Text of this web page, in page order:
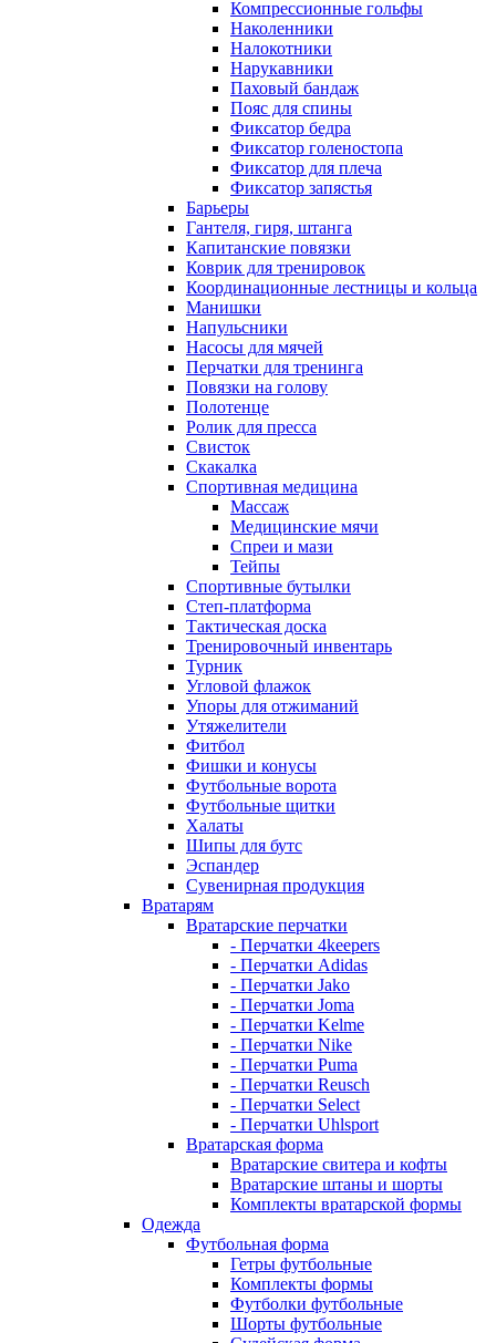
Компрессионные гольфы
Наколенники
Налокотники
Нарукавники
Паховый бандаж
Пояс для спины
Фиксатор бедра
Фиксатор голеностопа
Фиксатор для плеча
Фиксатор запястья
Барьеры
Гантеля, гиря, штанга
Капитанские повязки
Коврик для тренировок
Координационные лестницы и кольца
Манишки
Напульсники
Насосы для мячей
Перчатки для тренинга
Повязки на голову
Полотенце
Ролик для пресса
Свисток
Скакалка
Спортивная медицина
Массаж
Медицинские мячи
Спреи и мази
Тейпы
Спортивные бутылки
Степ-платформа
Тактическая доска
Тренировочный инвентарь
Турник
Угловой флажок
Упоры для отжиманий
Утяжелители
Фитбол
Фишки и конусы
Футбольные ворота
Футбольные щитки
Халаты
Шипы для бутс
Эспандер
Сувенирная продукция
Вратарям
Вратарские перчатки
- Перчатки 4keepers
- Перчатки Adidas
- Перчатки Jako
- Перчатки Joma
- Перчатки Kelme
- Перчатки Nike
- Перчатки Puma
- Перчатки Reusch
- Перчатки Select
- Перчатки Uhlsport
Вратарская форма
Вратарские свитера и кофты
Вратарские штаны и шорты
Комплекты вратарской формы
Одежда
Футбольная форма
Гетры футбольные
Комплекты формы
Футболки футбольные
Шорты футбольные